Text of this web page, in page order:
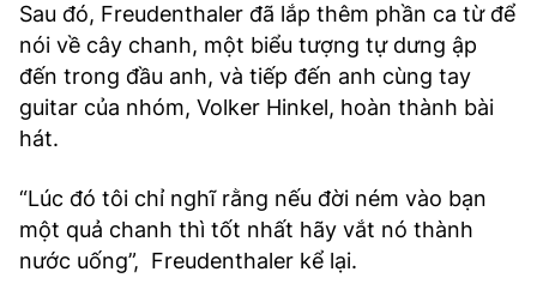
Sau đó, Freudenthaler đã lắp thêm phần ca từ để
nói về cây chanh, một biểu tượng tự dưng ập
đến trong đầu anh, và tiếp đến anh cùng tay
guitar của nhóm, Volker Hinkel, hoàn thành bài
hát.
“Lúc đó tôi chỉ nghĩ rằng nếu đời ném vào bạn
một quả chanh thì tốt nhất hãy vắt nó thành
nước uống”, Freudenthaler kể lại.